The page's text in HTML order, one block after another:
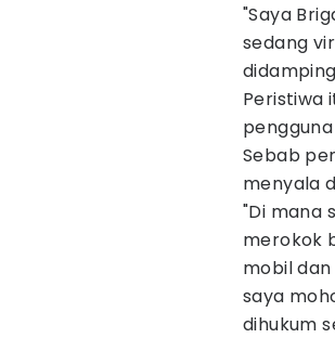
"Saya
sedang
Peristiwa
Sebab
menyala
"Di mana
merokok
mobil
saya
dihukum